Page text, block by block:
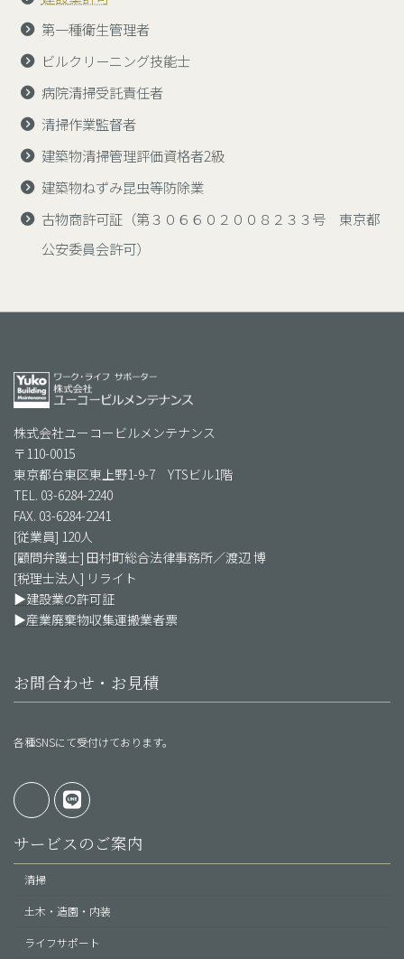
第一種衛生管理者
ビルクリーニング技能士
病院清掃受託責任者
清掃作業監督者
建築物清掃管理評価資格者2級
建築物ねずみ昆虫等防除業
古物商許可証（第３０６６０２００８２３３号 東京都
公安委員会許可）
株式会社ユーコービルメンテナンス
〒110-0015
東京都台東区東上野1-9-7 YTSビル1階
TEL. 03-6284-2240
FAX. 03-6284-2241
[従業員] 120人
[顧問弁護士] 田村町総合法律事務所／渡辺 博
[税理士法人] リライト
▶建設業の許可証
▶産業廃棄物収集運搬業者票
お問合わせ・お見積
各種SNSにて受付けております。
サービスのご案内
清掃
土木・造園・内装
ライフサポート